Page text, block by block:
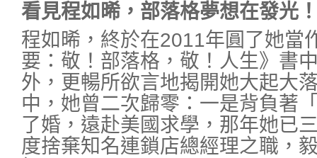
看見程如晞，部落格夢想在發光
程如晞，終於在2011年圓了她當
要：敬！部落格，敬！人生》書
外，更暢所欲言地揭開她大起大
中，她曾二次歸零：一是背負著
了婚，遠赴美國求學，那年她已
度捨棄知名連鎖店總經理之職，